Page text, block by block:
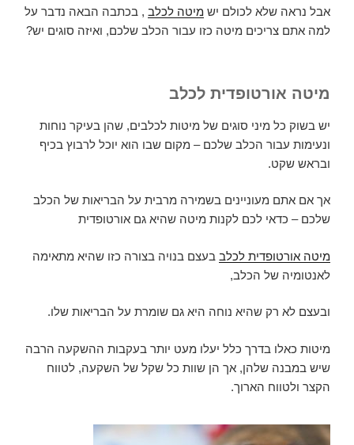
אבל נראה שלא לכולם יש מיטה לכלב , בכתבה הבאה נדבר על
למה אתם צריכים מיטה כזו עבור הכלב שלכם, ואיזה סוגים יש?
מיטה אורטופדית לכלב
יש בשוק כל מיני סוגים של מיטות לכלבים, שהן בעיקר נוחות
ונעימות עבור הכלב שלכם – מקום שבו הוא יוכל לרבוץ בכיף
ובראש שקט.
אך אם אתם מעוניינים בשמירה מרבית על הבריאות של הכלב
שלכם – כדאי לכם לקנות מיטה שהיא גם אורטופדית
מיטה אורטופדית לכלב בעצם בנויה בצורה כזו שהיא מתאימה
לאנטומיה של הכלב,
ובעצם לא רק שהיא נוחה היא גם שומרת על הבריאות שלו.
מיטות כאלו בדרך כלל יעלו מעט יותר בעקבות ההשקעה הרבה
שיש במבנה שלהן, אך הן שוות כל שקל של השקעה, לטווח
הקצר ולטווח הארוך.